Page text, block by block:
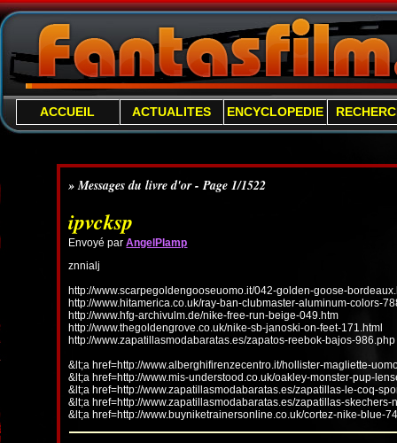
ACCUEIL ACTUALITES ENCYCLOPEDIE
» Messages du livre d'or - Page 1/1522
ipvcksp
Envoyé parAngelPlamp
znnialj
http://www.scarpegoldengooseuomo.it/042-golden-goose-
http://www.hitamerica.co.uk/ray-ban-clubmaster-aluminum-colors-
http://www.hfg-archivulm.de/nike-free-run-beige-049.htm
http://www.thegoldengrove.co.uk/nike-sb-janoski-on-feet-171.html
http://www.zapatillasmodabaratas.es/zapatos-reebok-bajos-986.php
&lt;a href=http://www.alberghifirenzecentro.it/hollister-magliette-
&lt;a href=http://www.mis-understood.co.uk/oakley-monster-pup-
&lt;a href=http://www.zapatillasmodabaratas.es/zapatillas-le-coq-
&lt;a href=http://www.zapatillasmodabaratas.es/zapatillas-
&lt;a href=http://www.buyniketrainersonline.co.uk/cortez-nike-blue-